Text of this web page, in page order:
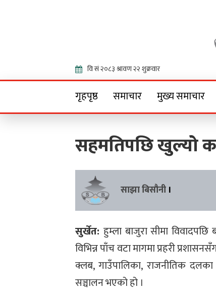
गृहपृष्ठ समाचार मुख्य समाचार
सहमतिपछि खुल्यो
साझा बिसौनी ।
सुर्खेत:हुम्ला बाजुरा सीमा
विभिन्न पाँच वटा मागमा प्रहरी
क्लब, गाउँपालिका, राजनीतिक दलका
सञ्चालन भएको हो ।